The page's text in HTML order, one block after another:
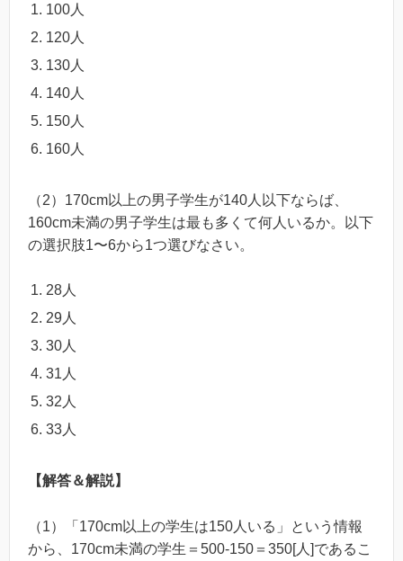
100人
120人
130人
140人
150人
160人
（2）170cm以上の男子学生が140人以下ならば、
160cm未満の男子学生は最も多くて何人いるか。以下
の選択肢1〜6から1つ選びなさい。
28人
29人
30人
31人
32人
33人
【解答＆解説】
（1）「170cm以上の学生は150人いる」という情報
から、170cm未満の学生＝500-150＝350[人]であるこ